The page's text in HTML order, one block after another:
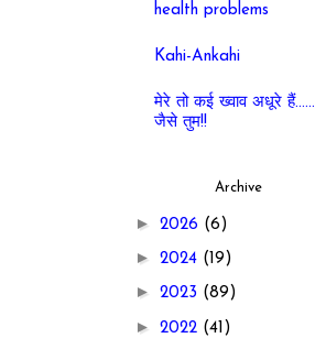
health problems
Kahi-Ankahi
मेरे तो कई ख्वाव अधूरे हैं......
जैसे तुम!!
Archive
► 2026 (6)
► 2024 (19)
► 2023 (89)
► 2022 (41)